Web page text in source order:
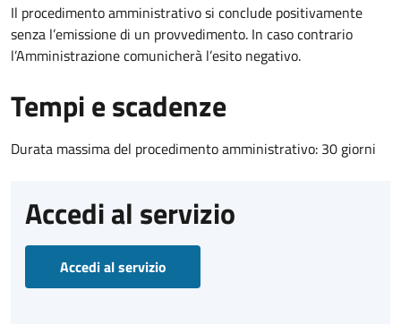
Il procedimento amministrativo si conclude positivamente
senza l’emissione di un provvedimento. In caso contrario
l’Amministrazione comunicherà l’esito negativo.
Tempi e scadenze
Durata massima del procedimento amministrativo: 30 giorni
Accedi al servizio
Accedi al servizio